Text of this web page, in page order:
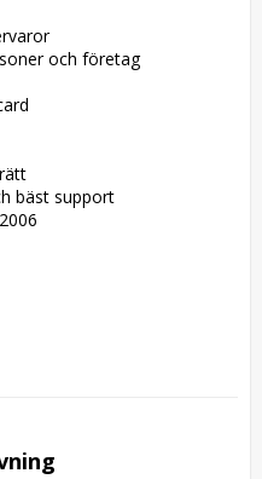
och företag
bäst support